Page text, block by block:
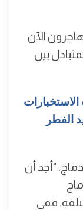
الآن
بين
الفطر
"أجد أن
ففي